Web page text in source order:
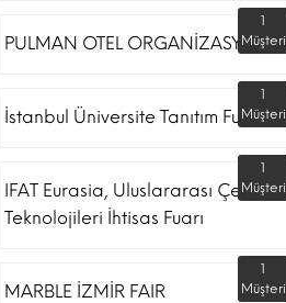
PULMAN OTEL ORGANİZASYON
1
Müşteri
İstanbul Üniversite Tanıtım Fuarı
1
Müşteri
IFAT Eurasia, Uluslararası Çevre
Teknolojileri İhtisas Fuarı
1
Müşteri
MARBLE İZMİR FAIR
1
Müşteri